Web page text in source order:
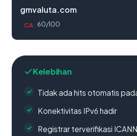
gmvaluta.com
CA 60/100
Kelebihan
Tidak ada hits otomatis
Konektivitas IPv6 hadir
Registrar terverifikasi ICANN